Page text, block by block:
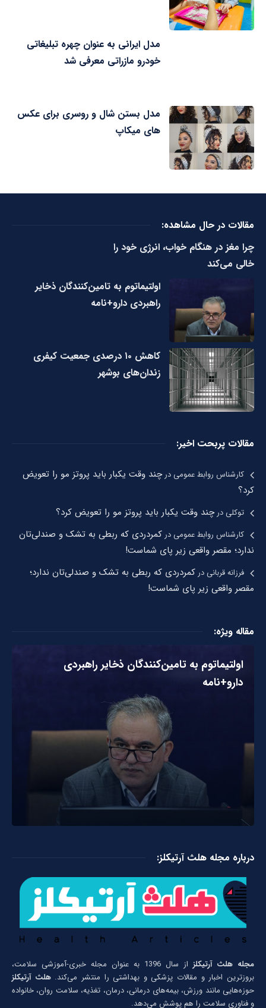
مدل ایرانی به عنوان چهره تبلیغاتی
خودرو مازراتی معرفی شد
مدل بستن شال و روسری برای عکس
های میکاپ
مقالات در حال مشاهده:
چرا مغز در هنگام خواب، انرژی خود را
خالی می‌کند
اولتیماتوم به تامین‌کنندگان ذخایر
راهبردی دارو+نامه
کاهش ۱۰ درصدی جمعیت کیفری
زندان‌های بوشهر
مقالات پربحت اخیر:
کارشناس روابط عمومیدرچند وقت یکبار باید پروتز مو را تعویض
کرد؟
توکلیدرچند وقت یکبار باید پروتز مو را تعویض کرد؟
کارشناس روابط عمومیدر کمردردی که ربطی به تشک و صندلی‌تان
ندارد؛ مقصر واقعی زیر پای شماست!
فرزانه قربانیدر کمردردی که ربطی به تشک و صندلی‌تان ندارد؛
مقصر واقعی زیر پای شماست!
مقاله ویژه:
اولتیماتوم به تامین‌کنندگان ذخایر راهبردی
دارو+نامه
درباره مجله هلث آرتیکلز:
مجله هلث آرتیکلز
از سال 1396 به عنوان مجله خبری-آموزشی سلامت،
بروزترین اخبار و مقالات پزشکی و بهداشتی را منتشر می‌کند.هلث آرتیکلز
حوزه‌هایی مانند ورزش، بیمه‌های درمانی، درمان، تغذیه، سلامت روان، خانواده
و فناوری سلامت را هم پوشش می‌دهد.